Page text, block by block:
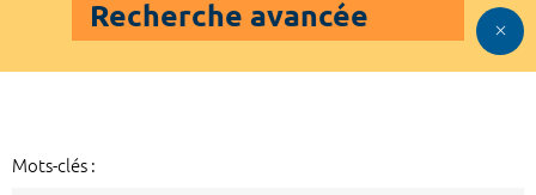
Recherche avancée
Mots-clés :